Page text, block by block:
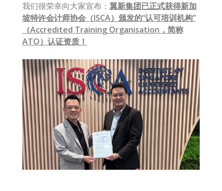
我们很荣幸向大家宣布： 翼新集团已正式获得新加
坡特许会计师协会（ISCA）颁发的“认可培训机构”
（Accredited Training Organisation，简称
ATO）认证资质 ！